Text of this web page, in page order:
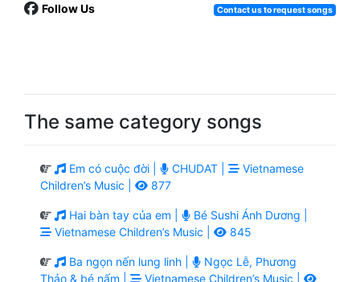
Follow Us Contact us to request songs
The same category songs
Em có cuộc đời | CHUDAT |
Vietnamese
Children’s Music |
877
Hai bàn tay của em |
Bé Sushi Ánh Dương |
Vietnamese Children’s Music |
845
Ba ngọn nến lung linh |
Ngọc Lễ, Phương
Thảo & bé nấm |
Vietnamese Children’s Music |